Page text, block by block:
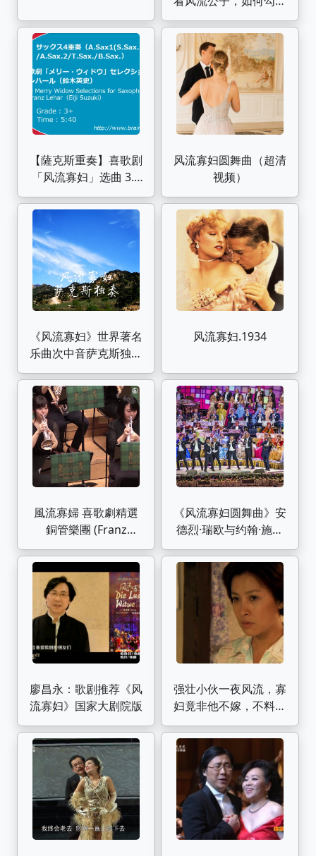
年轻寡妇。
【薩克斯重奏】喜歌剧
「风流寡妇」选曲 3.5
級 / ENMS-84237
风流寡妇圆舞曲（超清
视频）
《风流寡妇》世界著名
乐曲次中音萨克斯独奏
Saxophone Cover
风流寡妇.1934
風流寡婦 喜歌劇精選
銅管樂團 (Franz
Lehár-鈴木 英史)
《风流寡妇圆舞曲》安
德烈·瑞欧与约翰·施特
劳斯管弦乐团
廖昌永：歌剧推荐《风
流寡妇》国家大剧院版
强壮小伙一夜风流，寡
妇竟非他不嫁，不料结
局竟这样 (3)